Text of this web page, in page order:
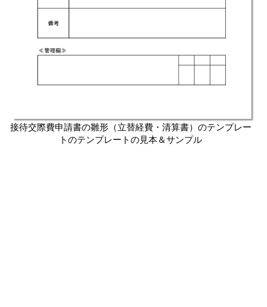
接待交際費申請書の雛形（立替経費・清算書）のテンプレー
トのテンプレートの見本＆サンプル